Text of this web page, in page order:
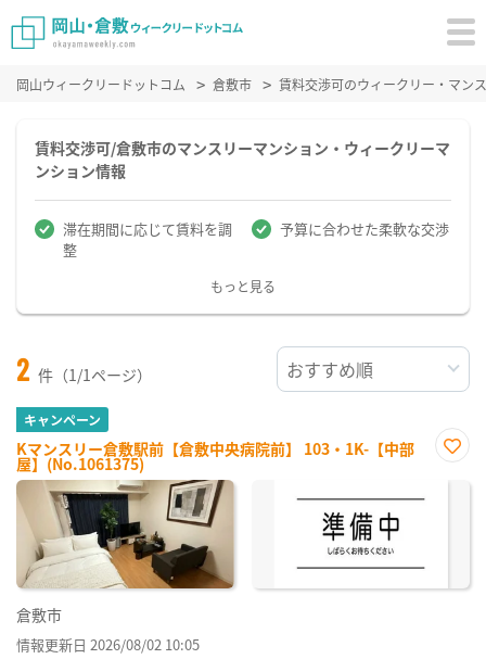
岡山ウィークリードットコム 倉敷市 賃料交渉可のウィークリー・マン
賃料交渉可/倉敷市のマンスリーマンション・ウィークリーマ
ンション情報
滞在期間に応じて賃料を調
整
予算に合わせた柔軟な交渉
もっと見る
2 件（1/1ページ）
キャンペーン
Kマンスリー倉敷駅前【倉敷中央病院前】 103・1K-【中部
屋】(No.1061375)
に入
倉敷市
情報更新日 2026/08/02 10:05